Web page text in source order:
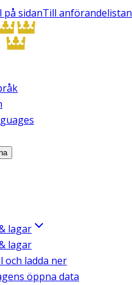
på sidanTill anförandelistan
lagar
lagar
och ladda ner
öppna data